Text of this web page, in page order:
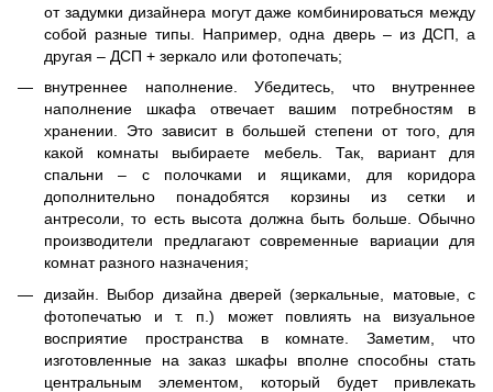
от задумки дизайнера могут даже комбинироваться между
собой разные типы. Например, одна дверь – из ДСП, а
другая – ДСП + зеркало или фотопечать;
внутреннее наполнение. Убедитесь, что внутреннее
наполнение шкафа отвечает вашим потребностям в
хранении. Это зависит в большей степени от того, для
какой комнаты выбираете мебель. Так, вариант для
спальни – с полочками и ящиками, для коридора
дополнительно понадобятся корзины из сетки и
антресоли, то есть высота должна быть больше. Обычно
производители предлагают современные вариации для
комнат разного назначения;
дизайн. Выбор дизайна дверей (зеркальные, матовые, с
фотопечатью и т. п.) может повлиять на визуальное
восприятие пространства в комнате. Заметим, что
изготовленные на заказ шкафы вполне способны стать
центральным элементом, который будет привлекать